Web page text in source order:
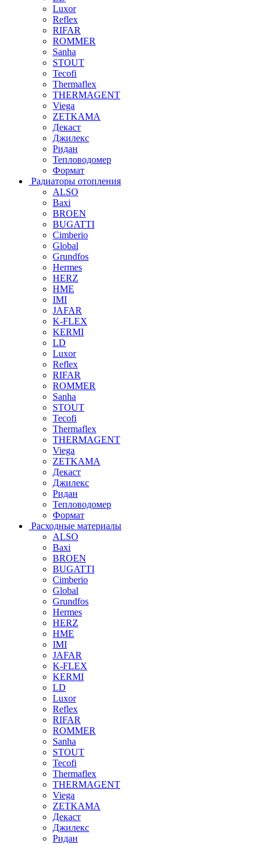
Luxor
Reflex
RIFAR
ROMMER
Sanha
STOUT
Tecofi
Thermaflex
THERMAGENT
Viega
ZETKAMA
Декаст
Джилекс
Ридан
Тепловодомер
Формат
Радиаторы отопления
ALSO
Baxi
BROEN
BUGATTI
Cimberio
Global
Grundfos
Hermes
HERZ
HME
IMI
JAFAR
K-FLEX
KERMI
LD
Luxor
Reflex
RIFAR
ROMMER
Sanha
STOUT
Tecofi
Thermaflex
THERMAGENT
Viega
ZETKAMA
Декаст
Джилекс
Ридан
Тепловодомер
Формат
Расходные материалы
ALSO
Baxi
BROEN
BUGATTI
Cimberio
Global
Grundfos
Hermes
HERZ
HME
IMI
JAFAR
K-FLEX
KERMI
LD
Luxor
Reflex
RIFAR
ROMMER
Sanha
STOUT
Tecofi
Thermaflex
THERMAGENT
Viega
ZETKAMA
Декаст
Джилекс
Ридан